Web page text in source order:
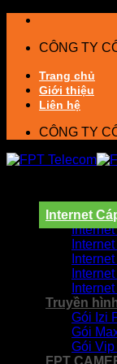
CÔNG TY
Trang chủ
Giới thiệu
Liên hệ
CÔNG TY
Internet
Truyền
Gói Izi
Gói
Gói
FPT